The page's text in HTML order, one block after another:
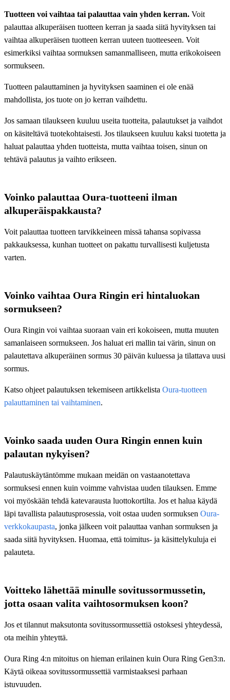
Tuotteen voi vaihtaa tai palauttaa vain yhden kerran. Voit
palauttaa alkuperäisen tuotteen kerran ja saada siitä hyvityksen tai
vaihtaa alkuperäisen tuotteen kerran uuteen tuotteeseen. Voit
esimerkiksi vaihtaa sormuksen samanmalliseen, mutta erikokoiseen
sormukseen.
Tuotteen palauttaminen ja hyvityksen saaminen ei ole enää
mahdollista, jos tuote on jo kerran vaihdettu.
Jos samaan tilaukseen kuuluu useita tuotteita, palautukset ja vaihdot
on käsiteltävä tuotekohtaisesti. Jos tilaukseen kuuluu kaksi tuotetta ja
haluat palauttaa yhden tuotteista, mutta vaihtaa toisen, sinun on
tehtävä palautus ja vaihto erikseen.
Voinko palauttaa Oura-tuotteeni ilman
alkuperäispakkausta?
Voit palauttaa tuotteen tarvikkeineen missä tahansa sopivassa
pakkauksessa, kunhan tuotteet on pakattu turvallisesti kuljetusta
varten.
Voinko vaihtaa Oura Ringin eri hintaluokan
sormukseen?
Oura Ringin voi vaihtaa suoraan vain eri kokoiseen, mutta muuten
samanlaiseen sormukseen. Jos haluat eri mallin tai värin, sinun on
palautettava alkuperäinen sormus 30 päivän kuluessa ja tilattava uusi
sormus.
Katso ohjeet palautuksen tekemiseen artikkelista Oura-tuotteen
palauttaminen tai vaihtaminen.
Voinko saada uuden Oura Ringin ennen kuin
palautan nykyisen?
Palautuskäytäntömme mukaan meidän on vastaanotettava
sormuksesi ennen kuin voimme vahvistaa uuden tilauksen. Emme
voi myöskään tehdä katevarausta luottokortilta. Jos et halua käydä
läpi tavallista palautusprosessia, voit ostaa uuden sormuksen Oura-
verkkokaupasta, jonka jälkeen voit palauttaa vanhan sormuksen ja
saada siitä hyvityksen. Huomaa, että toimitus- ja käsittelykuluja ei
palauteta.
Voitteko lähettää minulle sovitussormussetin,
jotta osaan valita vaihtosormuksen koon?
Jos et tilannut maksutonta sovitussormussettiä ostoksesi yhteydessä,
ota meihin yhteyttä.
Oura Ring 4:n mitoitus on hieman erilainen kuin Oura Ring Gen3:n.
Käytä oikeaa sovitussormussettiä varmistaaksesi parhaan
istuvuuden.